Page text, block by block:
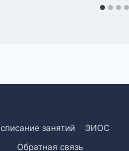
занятий
ЭИОС
Обратная связь